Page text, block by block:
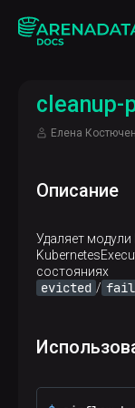
cleanup-
Елена
Описание
Удаляет
состояниях
evicted /